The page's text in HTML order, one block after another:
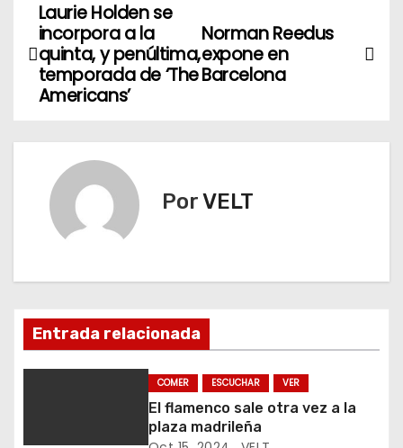
N
a
v
e
i
ó
n
e
Norman Reedus
expone en
Barcelona
Laurie Holden se
incorpora a la
quinta, y penúltima,
temporada de ‘The
Americans’
PorVELT
Entrada relacionada
COMER ESCUCHAR VER
El flamenco sale otra vez a la
plaza madrileña